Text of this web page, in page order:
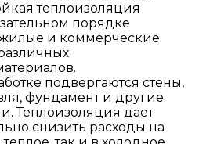
теплоизоляция
порядке
жилые и коммерческие
подвергаются стены,
фундамент и другие
Теплоизоляция дает
снизить расходы на